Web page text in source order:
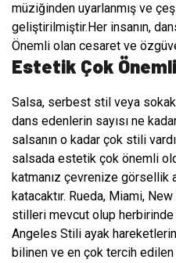
müziğinden uyarlanmış ve
geliştirilmiştir.Her insanın,
Önemli olan cesaret ve
Estetik Çok Önemli
Salsa, serbest stil veya
dans edenlerin sayısı ne
salsanın o kadar çok stili
salsada estetik çok önemli
katmanız çevrenize görsellik
katacaktır. Rueda, Miami,
stilleri mevcut olup
Angeles Stili ayak
bilinen ve en çok tercih